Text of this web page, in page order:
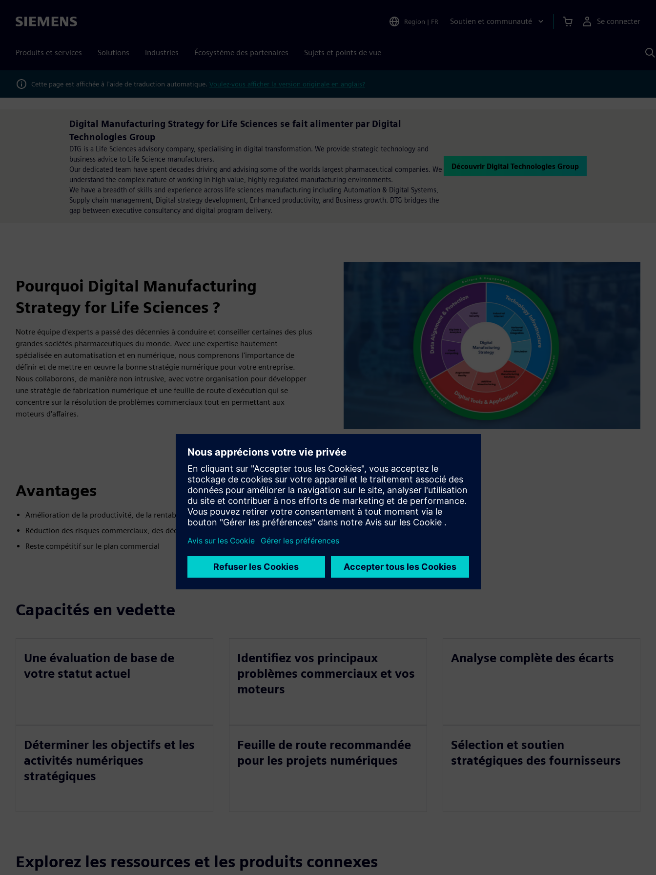
Siemens Region | FR Soutien et communauté Se connecter
Produits et services Solutions Industries Écosystème des partenaires Sujets et points de vue
Cette page est affichée à l'aide de traduction automatique. Voulez-vous afficher la version originale en anglais?
Digital Manufacturing Strategy for Life Sciences se fait alimenter par Digital
Technologies Group
DTG is a Life Sciences advisory company, specialising in digital transformation. We provide strategic technology and
business advice to Life Science manufacturers.
Our dedicated team have spent decades driving and advising some of the worlds largest pharmaceutical companies. We
understand the complex nature of working in high value, highly regulated manufacturing environments.
We have a breadth of skills and experience across life sciences manufacturing including Automation & Digital Systems,
Supply chain management, Digital strategy development, Enhanced productivity, and Business growth. DTG bridges the
gap between executive consultancy and digital program delivery.
Découvrir Digital Technologies Group
Pourquoi Digital Manufacturing
Strategy for Life Sciences ?
Notre équipe d'experts a passé des décennies à conduire et conseiller certaines des plus
grandes sociétés pharmaceutiques du monde. Avec une expertise hautement
spécialisée en automatisation et en numérique, nous comprenons l'importance de
définir et de mettre en œuvre la bonne stratégie numérique pour votre entreprise.
Nous collaborons, de manière non intrusive, avec votre organisation pour développer
une stratégie de fabrication numérique et une feuille de route d'exécution qui se
concentre sur la résolution de problèmes commerciaux tout en permettant aux
moteurs d'affaires.
Avantages
Amélioration de la productivité, de la rentabilité, de la conformité et de l'engagement des employés
Réduction des risques commerciaux, des déchets et de la production de carbone
Reste compétitif sur le plan commercial
Capacités en vedette
Une évaluation de base de
votre statut actuel
Identifiez vos principaux
problèmes commerciaux et vos
moteurs
Analyse complète des écarts
Déterminer les objectifs et les
activités numériques
stratégiques
Feuille de route recommandée
pour les projets numériques
Sélection et soutien
stratégiques des fournisseurs
Explorez les ressources et les produits connexes